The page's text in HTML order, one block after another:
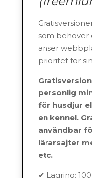
som behöver
anser
prioritet för
personlig
för husdjur
en kennel.
användbar
lärarsajter
etc.
✔ Lagring: